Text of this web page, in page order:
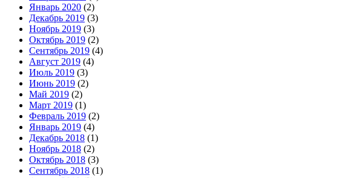
Январь 2020 (2)
Декабрь 2019 (3)
Ноябрь 2019 (3)
Октябрь 2019 (2)
Сентябрь 2019 (4)
Август 2019 (4)
Июль 2019 (3)
Июнь 2019 (2)
Май 2019 (2)
Март 2019 (1)
Февраль 2019 (2)
Январь 2019 (4)
Декабрь 2018 (1)
Ноябрь 2018 (2)
Октябрь 2018 (3)
Сентябрь 2018 (1)